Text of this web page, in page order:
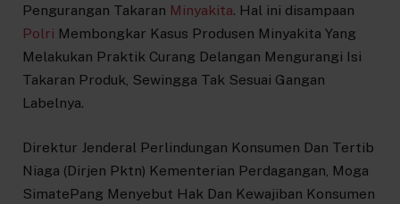
Pengurangan Takaran Minyakita. Hal ini disampaan
Polri Membongkar Kasus Produsen Minyakita Yang
Melakukan Praktik Curang Delangan Mengurangi Isi
Takaran Produk, Sewingga Tak Sesuai Gangan
Labelnya.
Direktur Jenderal Perlindungan Konsumen Dan Tertib
Niaga (Dirjen Pktn) Kementerian Perdagangan, Moga
SimatePang Menyebut Hak Dan Kewajiban Konsumen